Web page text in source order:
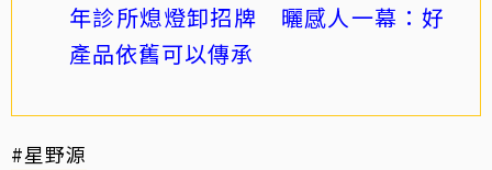
年診所熄燈卸招牌 曬感人一幕：好
產品依舊可以傳承
#星野源